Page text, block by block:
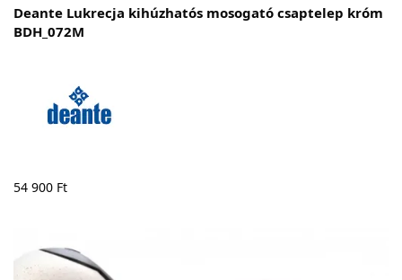
Deante Lukrecja kihúzhatós mosogató csaptelep króm
BDH_072M
54 900 Ft